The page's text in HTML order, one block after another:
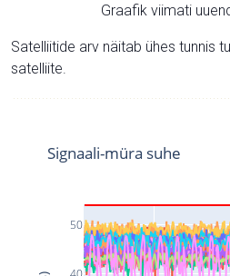
Graafik viimati
Satelliitide arv näitab ühes tunnis
satelliite.
50
Signaali-müra suhe